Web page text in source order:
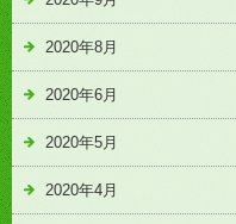
2020年8月
2020年6月
2020年5月
2020年4月